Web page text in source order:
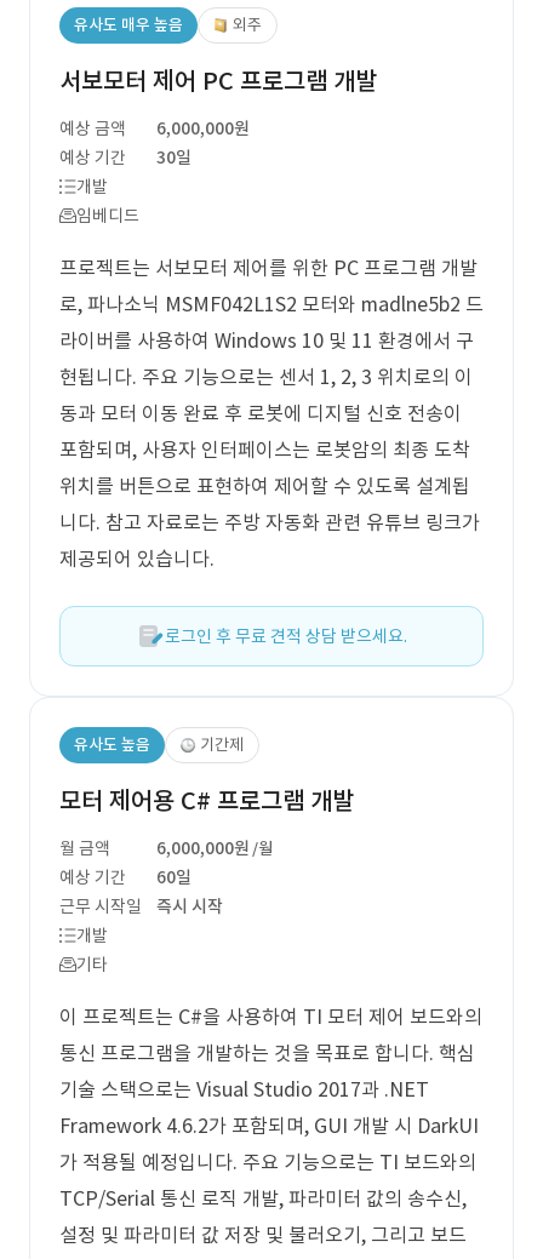
유사도 매우 높음 외주
서보모터 제어 PC 프로그램 개발
예상 금액
6,000,000원
예상 기간
30일
개발
임베디드
프로젝트는 서보모터 제어를 위한 PC 프로그램 개발
로, 파나소닉 MSMF042L1S2 모터와 madlne5b2 드
라이버를 사용하여 Windows 10 및 11 환경에서 구
현됩니다. 주요 기능으로는 센서 1, 2, 3 위치로의 이
동과 모터 이동 완료 후 로봇에 디지털 신호 전송이
포함되며, 사용자 인터페이스는 로봇암의 최종 도착
위치를 버튼으로 표현하여 제어할 수 있도록 설계됩
니다. 참고 자료로는 주방 자동화 관련 유튜브 링크가
제공되어 있습니다.
로그인 후 무료 견적 상담 받으세요.
유사도 높음 기간제
모터 제어용 C# 프로그램 개발
월 금액 6,000,000원 /월
예상 기간
60일
근무 시작일
즉시 시작
개발
기타
이 프로젝트는 C#을 사용하여 TI 모터 제어 보드와의
통신 프로그램을 개발하는 것을 목표로 합니다. 핵심
기술 스택으로는 Visual Studio 2017과 .NET
Framework 4.6.2가 포함되며, GUI 개발 시 DarkUI
가 적용될 예정입니다. 주요 기능으로는 TI 보드와의
TCP/Serial 통신 로직 개발, 파라미터 값의 송수신,
설정 및 파라미터 값 저장 및 불러오기, 그리고 보드